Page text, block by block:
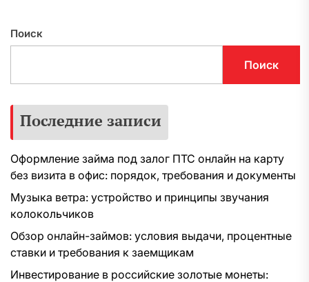
Поиск
Поиск
Последние записи
Оформление займа под залог ПТС онлайн на карту
без визита в офис: порядок, требования и документы
Музыка ветра: устройство и принципы звучания
колокольчиков
Обзор онлайн-займов: условия выдачи, процентные
ставки и требования к заемщикам
Инвестирование в российские золотые монеты: